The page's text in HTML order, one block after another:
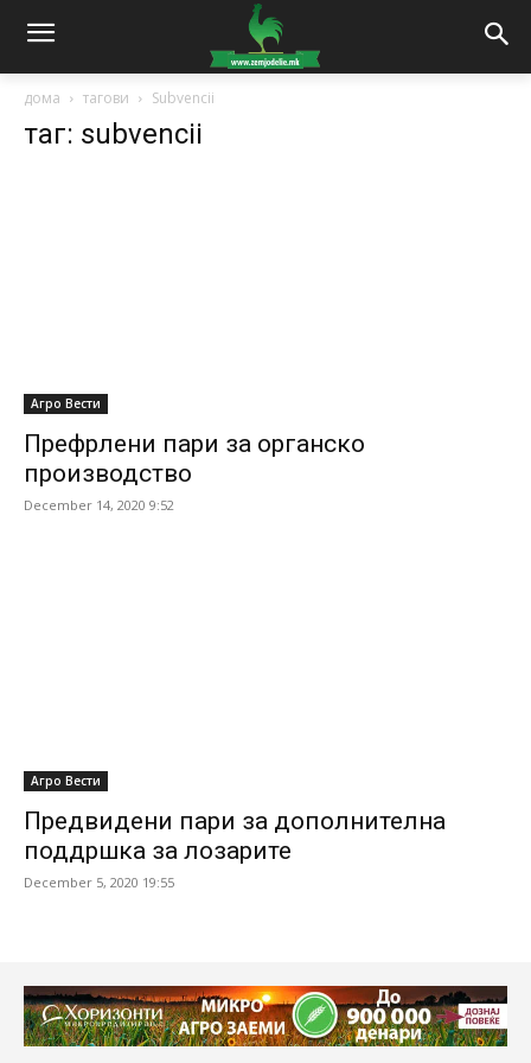
дома тагови Subvencii
таг: subvencii
Агро Вести
Префрлени пари за органско
производство
December 14, 2020 9:52
Агро Вести
Предвидени пари за дополнителна
поддршка за лозарите
December 5, 2020 19:55